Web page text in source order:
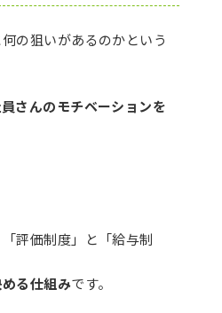
の狙いがあるのかという
さんのモチベーションを
評価制度」と「給与制
る仕組みです。